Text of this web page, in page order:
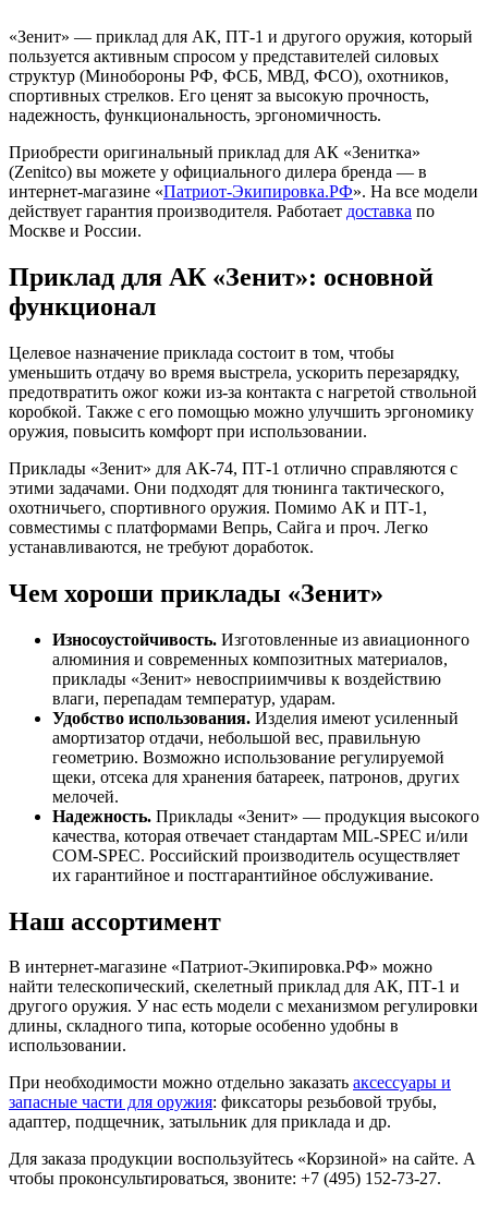
«Зенит» — приклад для АК, ПТ-1 и другого оружия, который
пользуется активным спросом у представителей силовых
структур (Минобороны РФ, ФСБ, МВД, ФСО), охотников,
спортивных стрелков. Его ценят за высокую прочность,
надежность, функциональность, эргономичность.
Приобрести оригинальный приклад для АК «Зенитка»
(Zenitco) вы можете у официального дилера бренда — в
интернет-магазине «Патриот-Экипировка.РФ». На все модели
действует гарантия производителя. Работает доставка по
Москве и России.
Приклад для АК «Зенит»: основной
функционал
Целевое назначение приклада состоит в том, чтобы
уменьшить отдачу во время выстрела, ускорить перезарядку,
предотвратить ожог кожи из-за контакта с нагретой ствольной
коробкой. Также с его помощью можно улучшить эргономику
оружия, повысить комфорт при использовании.
Приклады «Зенит» для АК-74, ПТ-1 отлично справляются с
этими задачами. Они подходят для тюнинга тактического,
охотничьего, спортивного оружия. Помимо АК и ПТ-1,
совместимы с платформами Вепрь, Сайга и проч. Легко
устанавливаются, не требуют доработок.
Чем хороши приклады «Зенит»
Износоустойчивость. Изготовленные из авиационного
алюминия и современных композитных материалов,
приклады «Зенит» невосприимчивы к воздействию
влаги, перепадам температур, ударам.
Удобство использования. Изделия имеют усиленный
амортизатор отдачи, небольшой вес, правильную
геометрию. Возможно использование регулируемой
щеки, отсека для хранения батареек, патронов, других
мелочей.
Надежность. Приклады «Зенит» — продукция высокого
качества, которая отвечает стандартам MIL-SPEC и/или
COM-SPEC. Российский производитель осуществляет
их гарантийное и постгарантийное обслуживание.
Наш ассортимент
В интернет-магазине «Патриот-Экипировка.РФ» можно
найти телескопический, скелетный приклад для АК, ПТ-1 и
другого оружия. У нас есть модели с механизмом регулировки
длины, складного типа, которые особенно удобны в
использовании.
При необходимости можно отдельно заказать аксессуары и
запасные части для оружия: фиксаторы резьбовой трубы,
адаптер, подщечник, затыльник для приклада и др.
Для заказа продукции воспользуйтесь «Корзиной» на сайте. А
чтобы проконсультироваться, звоните: +7 (495) 152-73-27.